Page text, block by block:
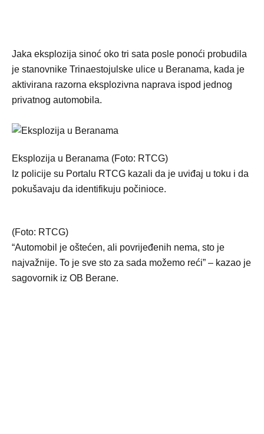
Jaka eksplozija sinoć oko tri sata posle ponoći probudila
je stanovnike Trinaestojulske ulice u Beranama, kada je
aktivirana razorna eksplozivna naprava ispod jednog
privatnog automobila.
Eksplozija u Beranama (Foto: RTCG)
Iz policije su Portalu RTCG kazali da je uviđaj u toku i da
pokušavaju da identifikuju počinioce.
(Foto: RTCG)
“Automobil je oštećen, ali povrijeđenih nema, sto je
najvažnije. To je sve sto za sada možemo reći” – kazao je
sagovornik iz OB Berane.